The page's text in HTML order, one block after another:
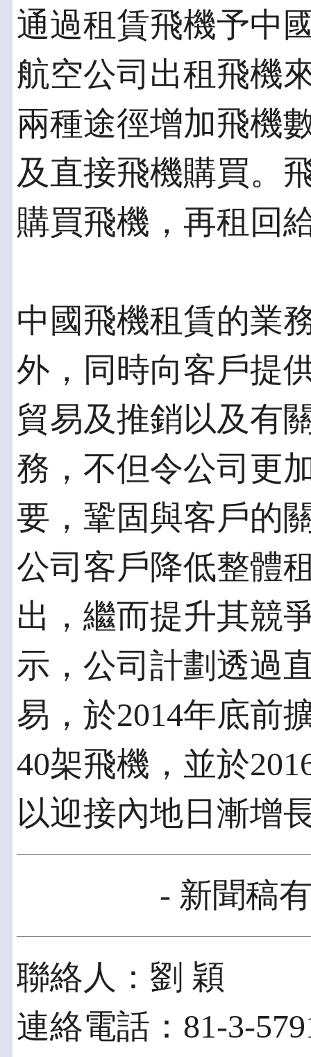
通過租賃飛機予中
航空公司出租飛機
兩種途徑增加飛機
及直接飛機購買。
購買飛機，再租回
中國飛機租賃的業
外，同時向客戶提
貿易及推銷以及有
務，不但令公司更
要，鞏固與客戶的
公司客戶降低整體
出，繼而提升其競
示，公司計劃透過
易，於2014年底前
40架飛機，並於
以迎接內地日漸增
- 新聞稿
聯絡人：劉 穎
連絡電話：81-3-